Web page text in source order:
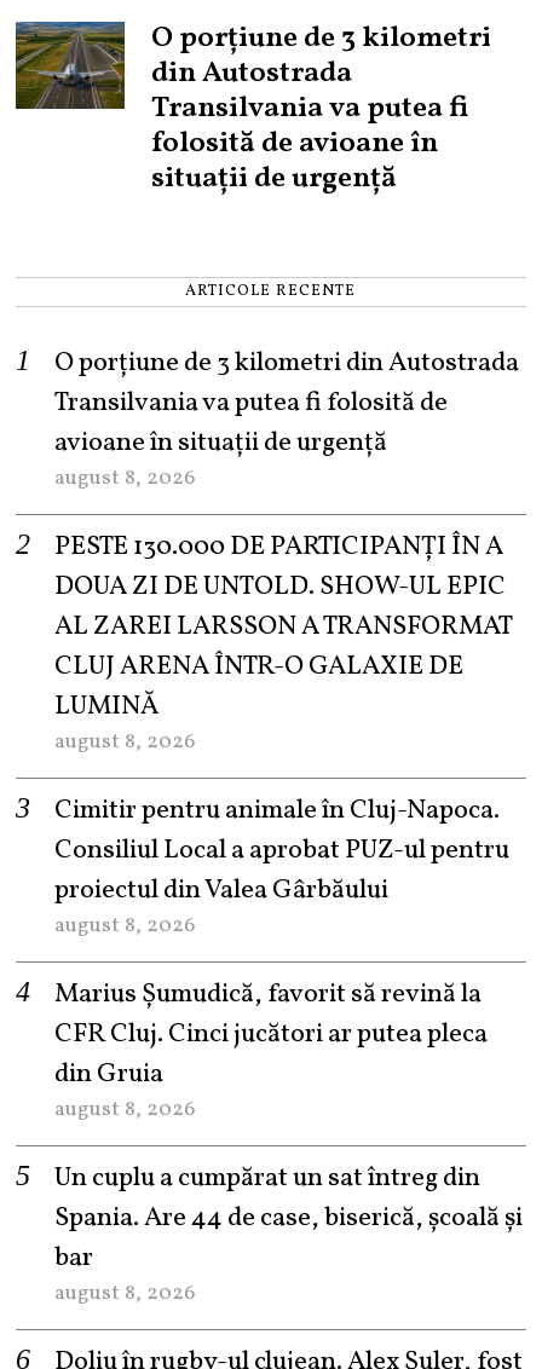
O porțiune de 3 kilometri
din Autostrada
Transilvania va putea fi
folosită de avioane în
situații de urgență
ARTICOLE RECENTE
O porțiune de 3 kilometri din Autostrada
Transilvania va putea fi folosită de
avioane în situații de urgență
august 8, 2026
PESTE 130.000 DE PARTICIPANȚI ÎN A
DOUA ZI DE UNTOLD. SHOW-UL EPIC
AL ZAREI LARSSON A TRANSFORMAT
CLUJ ARENA ÎNTR-O GALAXIE DE
LUMINĂ
august 8, 2026
Cimitir pentru animale în Cluj-Napoca.
Consiliul Local a aprobat PUZ-ul pentru
proiectul din Valea Gârbăului
august 8, 2026
Marius Șumudică, favorit să revină la
CFR Cluj. Cinci jucători ar putea pleca
din Gruia
august 8, 2026
Un cuplu a cumpărat un sat întreg din
Spania. Are 44 de case, biserică, școală și
bar
august 8, 2026